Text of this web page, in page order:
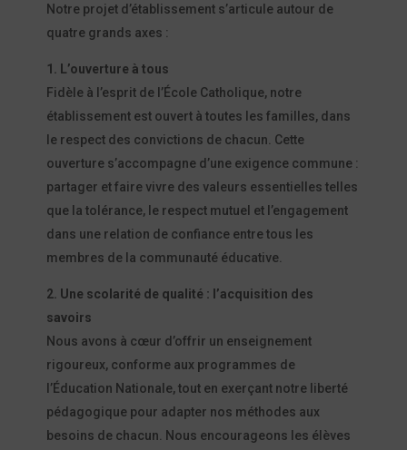
Notre projet d’établissement s’articule autour de
quatre grands axes :
1. L’ouverture à tous
Fidèle à l’esprit de l’École Catholique, notre
établissement est ouvert à toutes les familles, dans
le respect des convictions de chacun. Cette
ouverture s’accompagne d’une exigence commune :
partager et faire vivre des valeurs essentielles telles
que la tolérance, le respect mutuel et l’engagement
dans une relation de confiance entre tous les
membres de la communauté éducative.
2. Une scolarité de qualité : l’acquisition des
savoirs
Nous avons à cœur d’offrir un enseignement
rigoureux, conforme aux programmes de
l’Éducation Nationale, tout en exerçant notre liberté
pédagogique pour adapter nos méthodes aux
besoins de chacun. Nous encourageons les élèves